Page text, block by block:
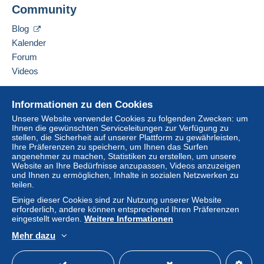
Der Käufer nutzt die von Delcampe auf der Seite
"Meine Käufe: Zu zahlen
Zahlungsmethoden.
Eine Zahlung, die nicht über
integrierte Zahlungssystem erfolgt
Käufers nach sich ziehen.
Sollten die Verkaufsbedingungen des Verkäufers
Klauseln enthalten, die sich auf die Zahlung
beziehen, sind diese Klauseln als nichtig zu
betrachten. Es gelten ausschließlich die
Zahlungsbedingungen der Delcampe-Website, wie
Käufe müssen, nachdem der Verkäufer die
Endabrechnung geschickt hat, innerhalb von
Tagen
Garantie:
Widerrufsrecht
Rücksendekosten gehen zu
PHILATELIE VAT
6 BIS RUE DE CHATEAUDUN
75009
Diesen Verkäufer zu meiner schwarzen Liste
Informationen zu den Cookies
Unsere Website verwendet Cookies zu folgenden Zwecken: um
Ihnen die gewünschten Serviceleitungen zur Verfügung zu
stellen, die Sicherheit auf unserer Plattform zu gewährleisten,
Ihre Präferenzen zu speichern, um Ihnen das Surfen
angenehmer zu machen, Statistiken zu erstellen, um unsere
Website an Ihre Bedürfnisse anzupassen, Videos anzuzeigen
und Ihnen zu ermöglichen, Inhalte in sozialen Netzwerken zu
teilen.
Einige dieser Cookies sind zur Nutzung unserer Website
erforderlich, andere können entsprechend Ihren Präferenzen
eingestellt werden. Weitere Informationen
Mehr dazu
Community
Blog
Kalender
Forum
Videos
Online-Hilfe
Auf Delcampe kaufen
Auf Delcampe verkaufen
Eine sichere Website